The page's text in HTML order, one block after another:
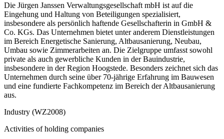
Die Jürgen Janssen Verwaltungsgesellschaft mbH ist auf die
Eingehung und Haltung von Beteiligungen spezialisiert,
insbesondere als persönlich haftende Gesellschafterin in GmbH &
Co. KGs. Das Unternehmen bietet unter anderem Dienstleistungen
im Bereich Energetische Sanierung, Altbausanierung, Neubau,
Umbau sowie Zimmerarbeiten an. Die Zielgruppe umfasst sowohl
private als auch gewerbliche Kunden in der Bauindustrie,
insbesondere in der Region Hoogstede. Besonders zeichnet sich das
Unternehmen durch seine über 70-jährige Erfahrung im Bauwesen
und eine fundierte Fachkompetenz im Bereich der Altbausanierung
aus.
Industry (WZ2008)
Activities of holding companies